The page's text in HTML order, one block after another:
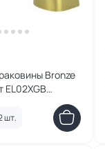
Bronze
EL02XGB
шт.